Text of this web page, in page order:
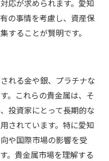
た投資戦略
える要因を分析する
いた賢い資産防衛法
のメリット
を活かす方法
を活用する
ぶ資産防衛術
活かした情報収集
応が求められます。愛知
の事情を考慮し、資産保
することが賢明です。
れる金や銀、プラチナな
。これらの貴金属は、そ
投資家にとって長期的な
されています。特に愛知
や国際市場の影響を受
。貴金属市場を理解する